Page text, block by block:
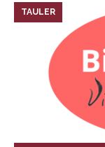
TAULER